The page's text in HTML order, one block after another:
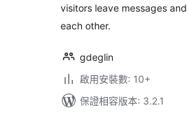
visitors leave messages
each other.
gdeglin
啟用安裝數: 10+
保證相容版本: 3.2.1